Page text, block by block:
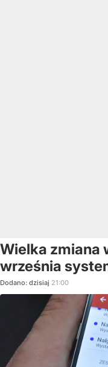
Wielka zmiana
września
Dodano: dzisiaj 21:00